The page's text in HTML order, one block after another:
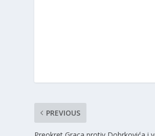
PREVIOUS